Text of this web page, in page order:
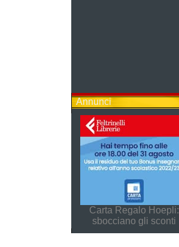
Annunci
Carta Regalo Hoepli:
sbocciano gli sconti